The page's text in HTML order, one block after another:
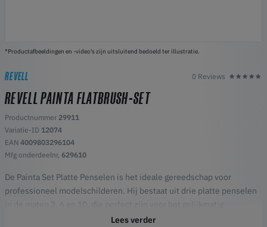
*Productafbeeldingen en -video's zijn uitsluitend bedoeld ter illustratie.
REVELL 0 Reviews
REVELL PAINTA FLATBRUSH-SET
Productnummer 29911
Variatie-ID 12074
EAN 4009803296104
Mfg onderdeelnr, 629610
De Painta Set Platte Penselen is het ideale gereedschap voor
professioneel modelschilderen. Hij bestaat uit drie platte penselen
in de maten 2, 6 en 10, die perfect zijn voor het gelijkmatig
schilderen van grote oppervlakken en als hulpmiddel voor het
Lees verder